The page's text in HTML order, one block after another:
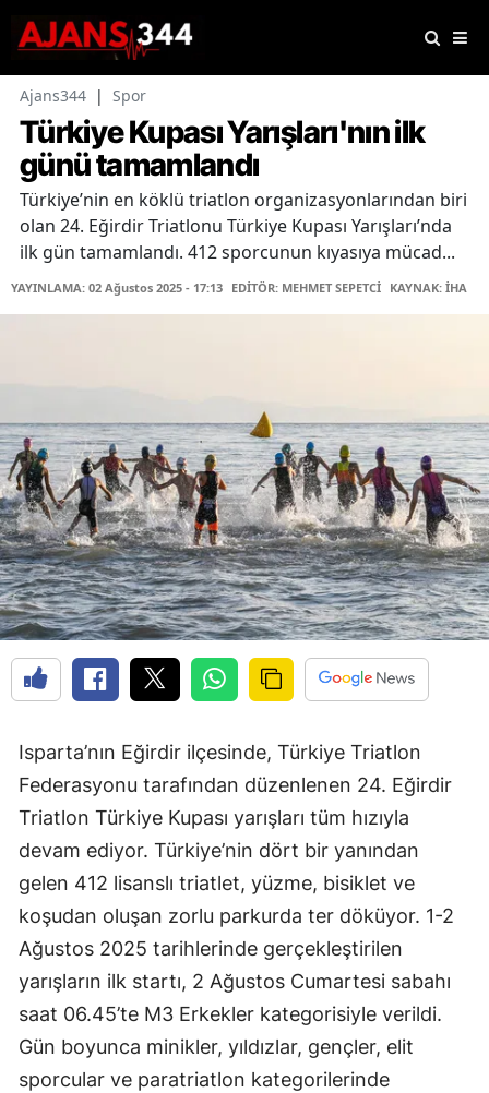
Ajans344 | Spor
Türkiye Kupası Yarışları'nın ilk
günü tamamlandı
Türkiye’nin en köklü triatlon organizasyonlarından biri
olan 24. Eğirdir Triatlonu Türkiye Kupası Yarışları’nda
ilk gün tamamlandı. 412 sporcunun kıyasıya mücad...
YAYINLAMA: 02 Ağustos 2025 - 17:13 EDİTÖR: MEHMET SEPETCİ KAYNAK: İHA
Isparta’nın Eğirdir ilçesinde, Türkiye Triatlon
Federasyonu tarafından düzenlenen 24. Eğirdir
Triatlon Türkiye Kupası yarışları tüm hızıyla
devam ediyor. Türkiye’nin dört bir yanından
gelen 412 lisanslı triatlet, yüzme, bisiklet ve
koşudan oluşan zorlu parkurda ter döküyor. 1-2
Ağustos 2025 tarihlerinde gerçekleştirilen
yarışların ilk startı, 2 Ağustos Cumartesi sabahı
saat 06.45’te M3 Erkekler kategorisiyle verildi.
Gün boyunca minikler, yıldızlar, gençler, elit
sporcular ve paratriatlon kategorilerinde